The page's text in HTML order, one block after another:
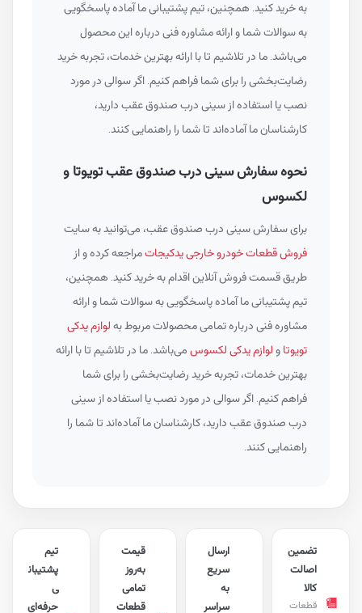
به خرید کنید. همچنین، تیم پشتیبانی ما آماده پاسخگویی
به سوالات شما و ارائه مشاوره فنی درباره این محصول
می‌باشد. ما در تلاشیم تا با ارائه بهترین خدمات، تجربه خرید
رضایت‌بخشی را برای شما فراهم کنیم. اگر سوالی در مورد
نصب یا استفاده از سینی درب صندوق عقب دارید،
کارشناسان ما آماده‌اند تا شما را راهنمایی کنند.
نحوه سفارش سینی درب صندوق عقب تویوتا و
لکسوس
برای سفارش سینی درب صندوق عقب، می‌توانید به سایت
فروش قطعات خودرو خارجی یدکیجاتمراجعه کرده و از
طریق قسمت فروش آنلاین اقدام به خرید کنید. همچنین،
تیم پشتیبانی ما آماده پاسخگویی به سوالات شما و ارائه
مشاوره فنی درباره تمامی محصولات مربوط بهلوازم یدکی
تویوتاولوازم یدکی لکسوسمی‌باشد. ما در تلاشیم تا با ارائه
بهترین خدمات، تجربه خرید رضایت‌بخشی را برای شما
فراهم کنیم. اگر سوالی در مورد نصب یا استفاده از سینی
درب صندوق عقب دارید، کارشناسان ما آماده‌اند تا شما را
راهنمایی کنند.
پشتیبان
حرفه‌ای
قیمت
به‌روز
تمامی
قطعات
ارسال
سریع
سراسر
تضمین
اصالت
قطعات